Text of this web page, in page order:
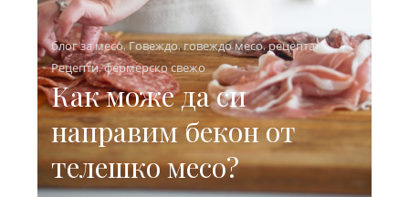
блог за месо,Говеждо,говеждо месо,рецепта,
Рецепти,фермерско свежо
Как може да си
направим бекон от
телешко месо?